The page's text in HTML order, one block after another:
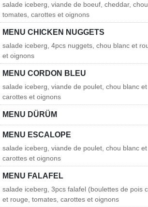
salade iceberg, viande de boeuf, cheddar,
tomates, carottes et oignons
MENU CHICKEN NUGGETS
salade iceberg, 4pcs nuggets, chou blanc et
et oignons
MENU CORDON BLEU
salade iceberg, viande de poulet, chou blanc
carottes et oignons
MENU DÜRÜM
MENU ESCALOPE
salade iceberg, viande de poulet, chou blanc
carottes et oignons
MENU FALAFEL
salade iceberg, 3pcs falafel (boulettes de pois
et rouge, tomates, carottes et oignons